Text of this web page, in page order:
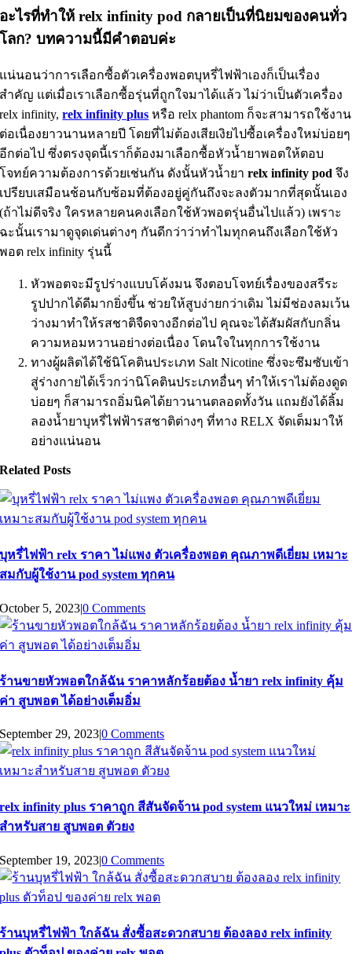
อะไรที่ทำให้ relx infinity pod กลายเป็นที่นิยมของคนทั่ว
โลก? บทความนี้มีคำตอบค่ะ
แน่นอนว่าการเลือกซื้อตัวเครื่องพอตบุหรี่ไฟฟ้าเองก็เป็นเรื่อง
สำคัญ แต่เมื่อเราเลือกซื้อรุ่นที่ถูกใจมาได้แล้ว ไม่ว่าเป็นตัวเครื่อง
relx infinity,relx infinity plus หรือ relx phantom ก็จะสามารถใช้งาน
ต่อเนื่องยาวนานหลายปี โดยที่ไม่ต้องเสียเงิยไปซื้อเครื่องใหม่บ่อยๆ
อีกต่อไป ซึ่งตรงจุดนี้เราก็ต้องมาเลือกซื้อหัวน้ำยาพอตให้ตอบ
โจทย์ความต้องการด้วยเช่นกัน ดังนั้นหัวน้ำยาrelx infinity pod จึง
เปรียบเสมือนช้อนกับซ้อมที่ต้องอยู่คู่กันถึงจะลงตัวมากที่สุดนั้นเอง
(ถ้าไม่ดีจริง ใครหลายคนคงเลือกใช้หัวพอตรุ่นอื่นไปแล้ว) เพราะ
ฉะนั้นเรามาดูจุดเด่นต่างๆ กันดีกว่าว่าทำไมทุกคนถึงเลือกใช้หัว
พอต relx infinity รุ่นนี้
หัวพอตจะมีรูปร่างแบบโค้งมน จึงตอบโจทย์เรื่องของสรีระ
รูปปากได้ดีมากยิ่งขึ้น ช่วยให้สูบง่ายกว่าเดิม ไม่มีช่องลมเว้น
ว่างมาทำให้รสชาติจืดจางอีกต่อไป คุณจะได้สัมผัสกับกลิ่น
ความหอมหวานอย่างต่อเนื่อง โดนใจในทุกการใช้งาน
ทางผู้ผลิตได้ใช้นิโคตินประเภท Salt Nicotine ซึ่งจะซึมซับเข้า
สู่ร่างกายได้เร็วกว่านิโคตินประเภทอื่นๆ ทำให้เราไม่ต้องดูด
บ่อยๆ ก็สามารถอิ่มนิคได้ยาวนานตลอดทั้งวัน แถมยังได้ลิ้ม
ลองน้ำยาบุหรี่ไฟฟ้ารสชาติต่างๆ ที่ทาง RELX จัดเต็มมาให้
อย่างแน่นอน
Related Posts
บุหรี่ไฟฟ้า relx ราคา ไม่แพง ตัวเครื่องพอต คุณภาพดีเยี่ยม เหมาะ
สมกับผู้ใช้งาน pod system ทุกคน
October 5, 2023|0 Comments
ร้านขายหัวพอตใกล้ฉัน ราคาหลักร้อยต้อง น้ำยา relx infinity คุ้ม
ค่า สูบพอต ได้อย่างเต็มอิ่ม
September 29, 2023|0 Comments
relx infinity plus ราคาถูก สีสันจัดจ้าน pod system แนวใหม่ เหมาะ
สำหรับสาย สูบพอต ตัวยง
September 19, 2023|0 Comments
ร้านบุหรี่ไฟฟ้า ใกล้ฉัน สั่งซื้อสะดวกสบาย ต้องลอง relx infinity